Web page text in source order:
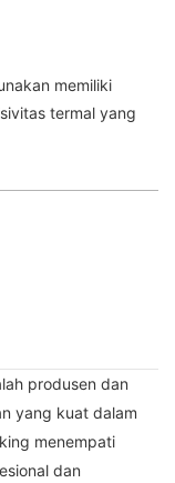
memiliki
termal yang
produsen dan
yang kuat dalam
menempati
dan